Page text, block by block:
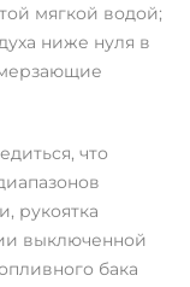
мягкой водой;
ниже нуля в
что
рукоятка
выключенной
бака